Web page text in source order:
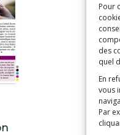
Pour
des
quel
En
vous
Par